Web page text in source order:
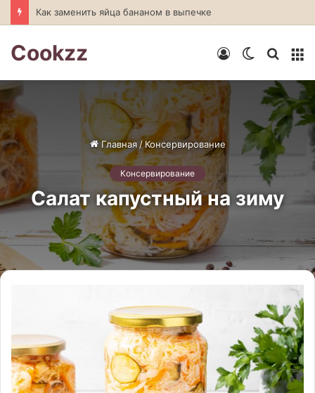
Cookzz
Switch
Войти
Главная/Консервирование
Консервирование
Салат капустный на зиму